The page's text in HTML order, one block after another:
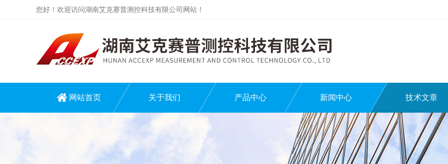
您好！欢迎访问湖南艾克赛普测控科技有限公司网站！
网站首页 关于我们 产品中心 新闻中心 技术文章